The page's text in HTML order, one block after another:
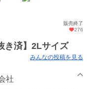
販売終了
276
き済】2Lサイズ
みんなの投稿を見る
社